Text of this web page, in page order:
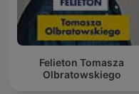
Felieton Tomasza
Olbratowskiego